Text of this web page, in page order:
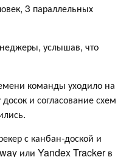
3 параллельных
услышав, что
команды уходило на
и согласование схем
с канбан-доской и
или Yandex Tracker в